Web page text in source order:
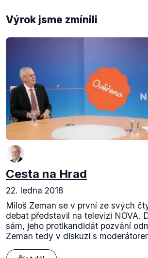
Výrok jsme zmínili
Cesta na Hrad
22. ledna 2018
Miloš Zeman se v první ze svých
debat představil na televizi NOVA.
sám, jeho protikandidát pozvání
Zeman tedy v diskuzi s